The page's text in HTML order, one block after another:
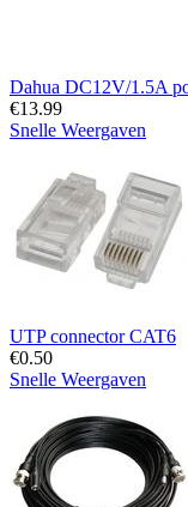
Dahua DC12V/1.5A
€13.99
Snelle Weergaven
​​UTP connector CAT6
€0.50
Snelle Weergaven